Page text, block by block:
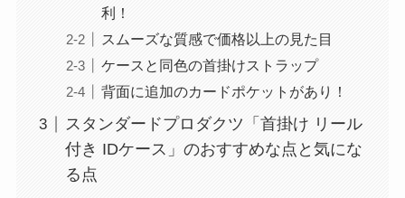
利！
スムーズな質感で価格以上の見た目
ケースと同色の首掛けストラップ
背面に追加のカードポケットがあり！
スタンダードプロダクツ「首掛け リール
付き IDケース」のおすすめな点と気にな
る点